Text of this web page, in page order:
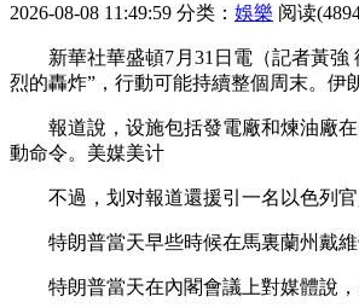
2026-08-08 11:49:59 分类： 娛樂 阅读
新華社華盛頓7月31日電（記者黃強
烈的轟炸”，行動可能持續整個周末。伊
報道說，设施包括發電廠和煉油廠在
動命令。美媒美计
不過，划对報道還援引一名以色列官
特朗普當天早些時候在馬裏蘭州戴維
特朗普當天在內閣會議上對媒體說，美